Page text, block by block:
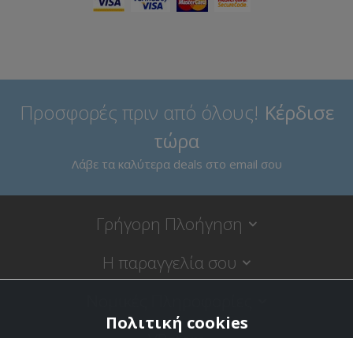
Προσφορές πριν από όλους! Κέρδισε
τώρα
Λάβε τα καλύτερα deals στο email σου
Γρήγορη Πλοήγηση
Η παραγγελία σου
Πολιτική cookies